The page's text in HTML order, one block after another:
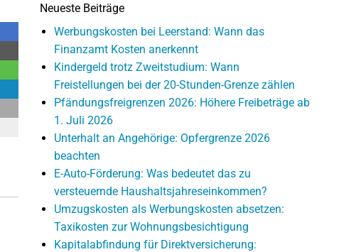
Neueste Beiträge
Werbungskosten bei Leerstand: Wann das
Finanzamt Kosten anerkennt
Kindergeld trotz Zweitstudium: Wann
Freistellungen bei der 20-Stunden-Grenze zählen
Pfändungsfreigrenzen 2026: Höhere Freibeträge ab
1. Juli 2026
Unterhalt an Angehörige: Opfergrenze 2026
beachten
E-Auto-Förderung: Was bedeutet das zu
versteuernde Haushaltsjahreseinkommen?
Umzugskosten als Werbungskosten absetzen:
Taxikosten zur Wohnungsbesichtigung
Kapitalabfindung für Direktversicherung: